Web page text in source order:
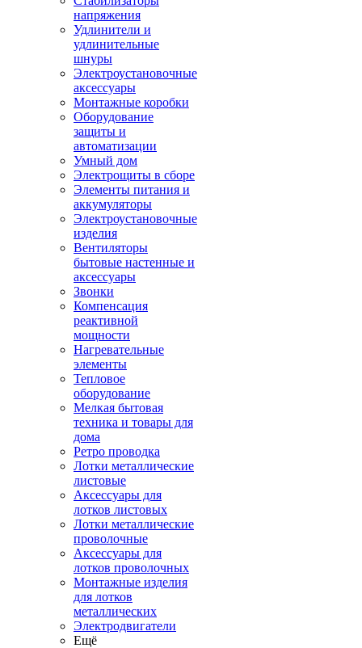
напряжения
Удлинители и
удлинительные
шнуры
Электроустановочные
аксессуары
Монтажные коробки
Оборудование
защиты и
автоматизации
Умный дом
Электрощиты в сборе
Элементы питания и
аккумуляторы
Электроустановочные
изделия
Вентиляторы
бытовые настенные и
аксессуары
Звонки
Компенсация
реактивной
мощности
Нагревательные
элементы
Тепловое
оборудование
Мелкая бытовая
техника и товары для
дома
Ретро проводка
Лотки металлические
листовые
Аксессуары для
лотков листовых
Лотки металлические
проволочные
Аксессуары для
лотков проволочных
Монтажные изделия
для лотков
металлических
Электродвигатели
Ещё